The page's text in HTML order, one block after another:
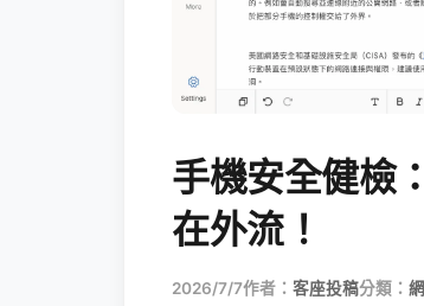
手機安全健檢
在外流！
2026/7/7作者： 客座投稿分類：